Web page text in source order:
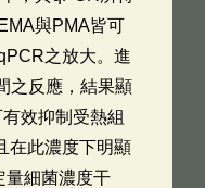
與PMA皆可
之放大。進
之反應，結果顯
效抑制受熱組
在此濃度下明顯
量細菌濃度干